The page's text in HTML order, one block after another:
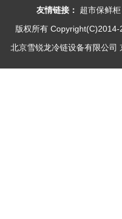
友情链接：
超市保鲜柜
版权所有
北京雪锐龙冷链设备有限公司